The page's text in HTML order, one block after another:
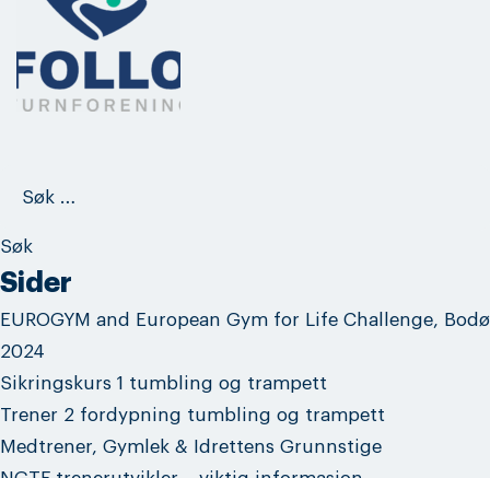
Sider
EUROGYM and European Gym for Life Challenge, Bodø
2024
Sikringskurs 1 tumbling og trampett
Trener 2 fordypning tumbling og trampett
Medtrener, Gymlek & Idrettens Grunnstige